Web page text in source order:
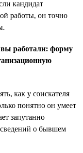
кандидат
работы, он точно
работали: форму
как у соискателя
понятно он умеет
запутанно
сведений о бывшем